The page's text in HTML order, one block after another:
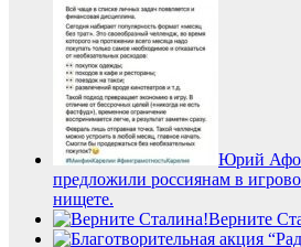
Юрий
предложили россиянам в
нищете.
Верните